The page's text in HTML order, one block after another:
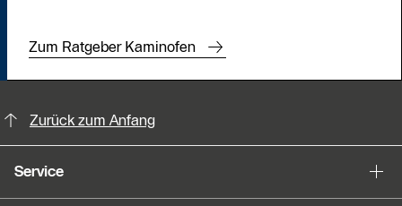
Zum Ratgeber Kaminofen
Zurück zum Anfang
Service